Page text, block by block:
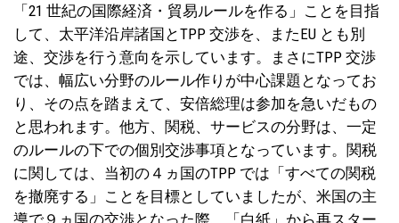
「21 世紀の国際経済・貿易ルールを作る」ことを目指
して、太平洋沿岸諸国とTPP 交渉を、またEU とも別
途、交渉を行う意向を示しています。まさにTPP 交渉
では、幅広い分野のルール作りが中心課題となってお
り、その点を踏まえて、安倍総理は参加を急いだもの
と思われます。他方、関税、サービスの分野は、一定
のルールの下での個別交渉事項となっています。関税
に関しては、当初の４ヵ国のTPP では「すべての関税
を撤廃する」ことを目標としていましたが、米国の主
導で９ヵ国の交渉となった際、「白紙」から再スター